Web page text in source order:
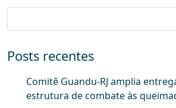
Posts recentes
Comitê Guandu-RJ amplia
estrutura de combate às